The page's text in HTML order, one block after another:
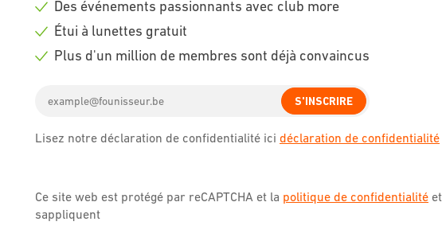
Check
Des événements passionnants avec club more
Check
Étui à lunettes gratuit
Plus d'un million de membres sont déjà convaincus
address
S'INSCRIRE
Lisez notre déclaration de confidentialité ici déclaration de confidentialité
Ce site web est protégé par reCAPTCHA et la politique de confidentialité
sappliquent